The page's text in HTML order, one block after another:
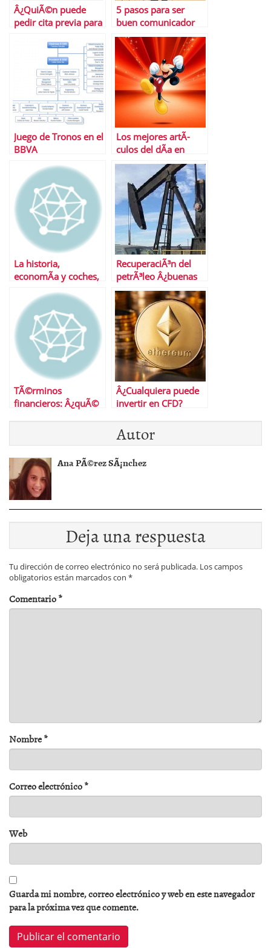
Â¿QuiÃ©n puede
pedir cita previa para
5 pasos para ser
buen comunicador
Juego de Tronos en el
BBVA
Los mejores artÃ­
culos del dÃ­a en
FinancialRed
La historia,
economÃ­a y coches,
RecuperaciÃ³n del
petrÃ³leo Â¿buenas
noticias para las
materias primas?
TÃ©rminos
financieros: Â¿quÃ©
Â¿Cualquiera puede
invertir en CFD?
Autor
Ana PÃ©rez SÃ¡nchez
Deja una respuesta
Tu dirección de correo electrónico no será publicada. Los campos
obligatorios están marcados con *
Comentario*
Nombre*
Correo electrónico*
Web
Guarda mi nombre, correo electrónico y web en este navegador
para la próxima vez que comente.